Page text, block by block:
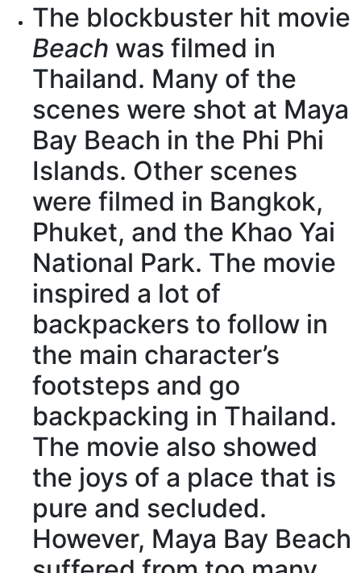
The blockbuster hit movie
Beach was filmed in
Thailand. Many of the
scenes were shot at Maya
Bay Beach in the Phi Phi
Islands. Other scenes
were filmed in Bangkok,
Phuket, and the Khao Yai
National Park. The movie
inspired a lot of
backpackers to follow in
the main character’s
footsteps and go
backpacking in Thailand.
The movie also showed
the joys of a place that is
pure and secluded.
However, Maya Bay Beach